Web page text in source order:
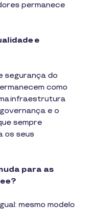
permanece
e
segurança do
como
infraestrutura
e o
sempre
os seus
para as
mesmo modelo